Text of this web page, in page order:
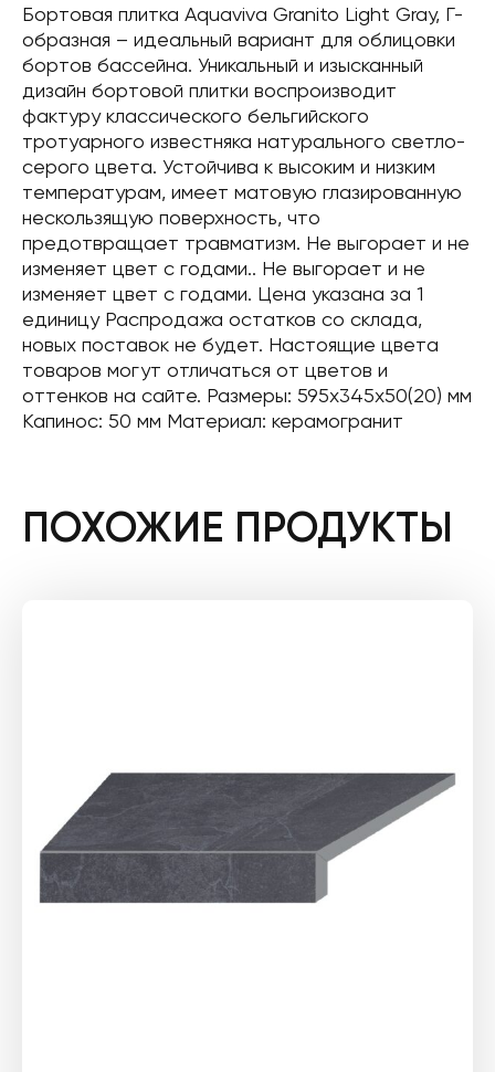
Бортовая плитка Aquaviva Granito Light Gray, Г-
образная – идеальный вариант для облицовки
бортов бассейна. Уникальный и изысканный
дизайн бортовой плитки воспроизводит
фактуру классического бельгийского
тротуарного известняка натурального светло-
серого цвета. Устойчива к высоким и низким
температурам, имеет матовую глазированную
нескользящую поверхность, что
предотвращает травматизм. Не выгорает и не
изменяет цвет с годами.. Не выгорает и не
изменяет цвет с годами. Цена указана за 1
единицу Распродажа остатков со склада,
новых поставок не будет. Настоящие цвета
товаров могут отличаться от цветов и
оттенков на сайте. Размеры: 595x345x50(20) мм
Капинос: 50 мм Материал: керамогранит
ПОХОЖИЕ ПРОДУКТЫ